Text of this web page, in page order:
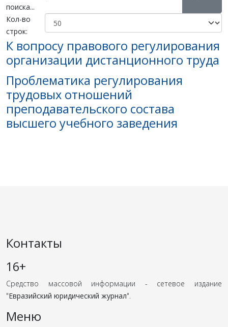
поиска...
Кол-во
строк:
К вопросу правового регулирования
организации дистанционного труда
Проблематика регулирования
трудовых отношений
преподавательского состава
высшего учебного заведения
Контакты
16+
Средство массовой информации - сетевое издание
"Евразийский юридический журнал".
Меню